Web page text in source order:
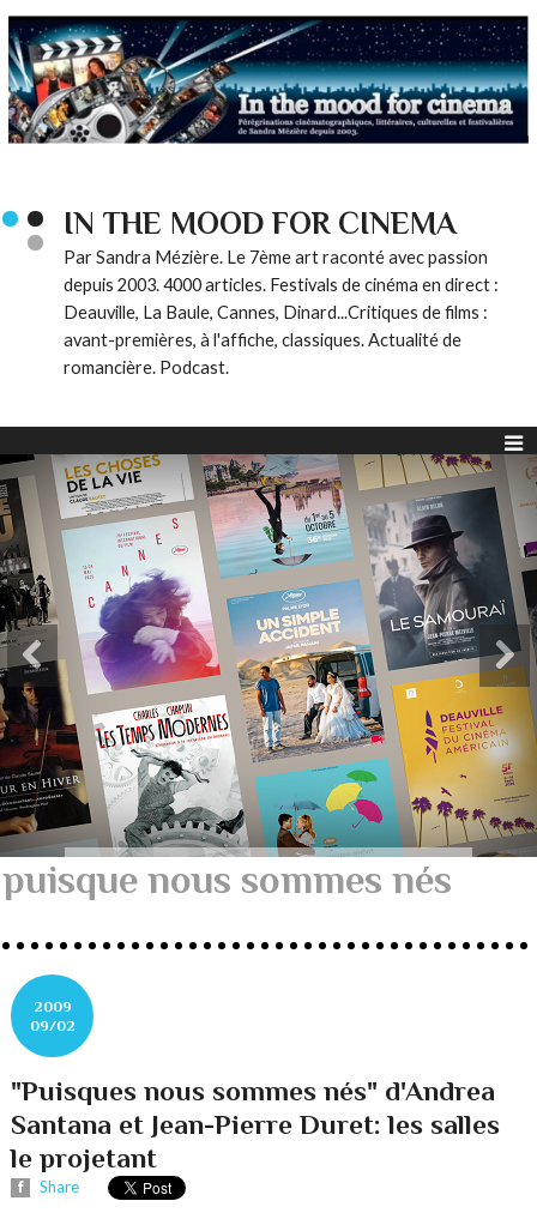
IN THE MOOD FOR CINEMA
Par Sandra Mézière. Le 7ème art raconté avec passion
depuis 2003. 4000 articles. Festivals de cinéma en direct :
Deauville, La Baule, Cannes, Dinard...Critiques de films :
avant-premières, à l'affiche, classiques. Actualité de
romancière. Podcast.
puisque nous sommes nés
2009
09/02
"Puisques nous sommes nés" d'Andrea
Santana et Jean-Pierre Duret: les salles
le projetant
Share